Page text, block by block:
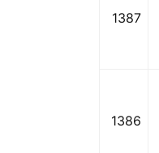
1387
1386